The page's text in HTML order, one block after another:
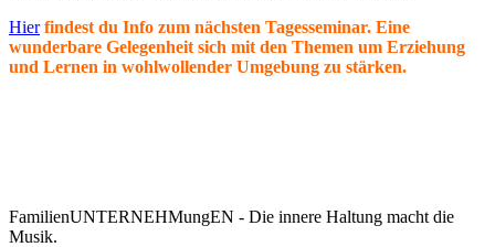
Hier findest du Info zum nächsten Tagesseminar. Eine
wunderbare Gelegenheit sich mit den Themen um Erziehung
und Lernen in wohlwollender Umgebung zu stärken.
FamilienUNTERNEHMungEN - Die innere Haltung macht die
Musik.